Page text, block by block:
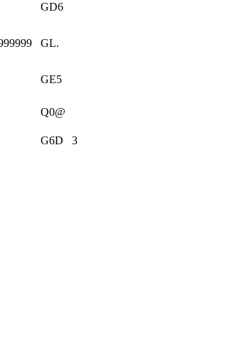
GD6
GL.
GE5
Q0@
G6D 3